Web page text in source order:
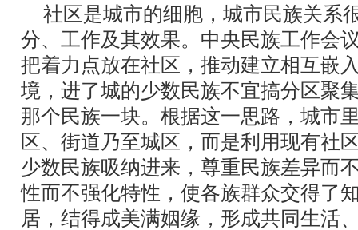
社区是城市的细胞，城市民族关系
分、工作及其效果。中央民族工作会
把着力点放在社区，推动建立相互嵌
境，进了城的少数民族不宜搞分区聚
那个民族一块。根据这一思路，城市
区、街道乃至城区，而是利用现有社
少数民族吸纳进来，尊重民族差异而
性而不强化特性，使各族群众交得了
居，结得成美满姻缘，形成共同生活